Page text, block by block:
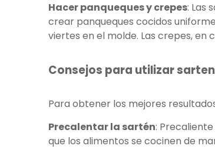
Hacer panqueques y crepes: Las
crear panqueques cocidos
viertes en el molde. Las crepes, en
Consejos para utilizar
Para obtener los mejores
Precalentar la sartén:
que los alimentos se cocinen de